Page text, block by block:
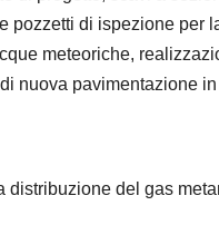
pozzetti di ispezione per
meteoriche,
nuova pavimentazione
distribuzione del gas